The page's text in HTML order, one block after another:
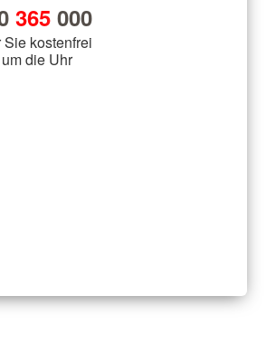
365000
Sie kostenfrei
die Uhr